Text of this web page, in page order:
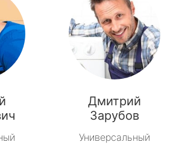
Дмитрий
Зарубов
Универсальный